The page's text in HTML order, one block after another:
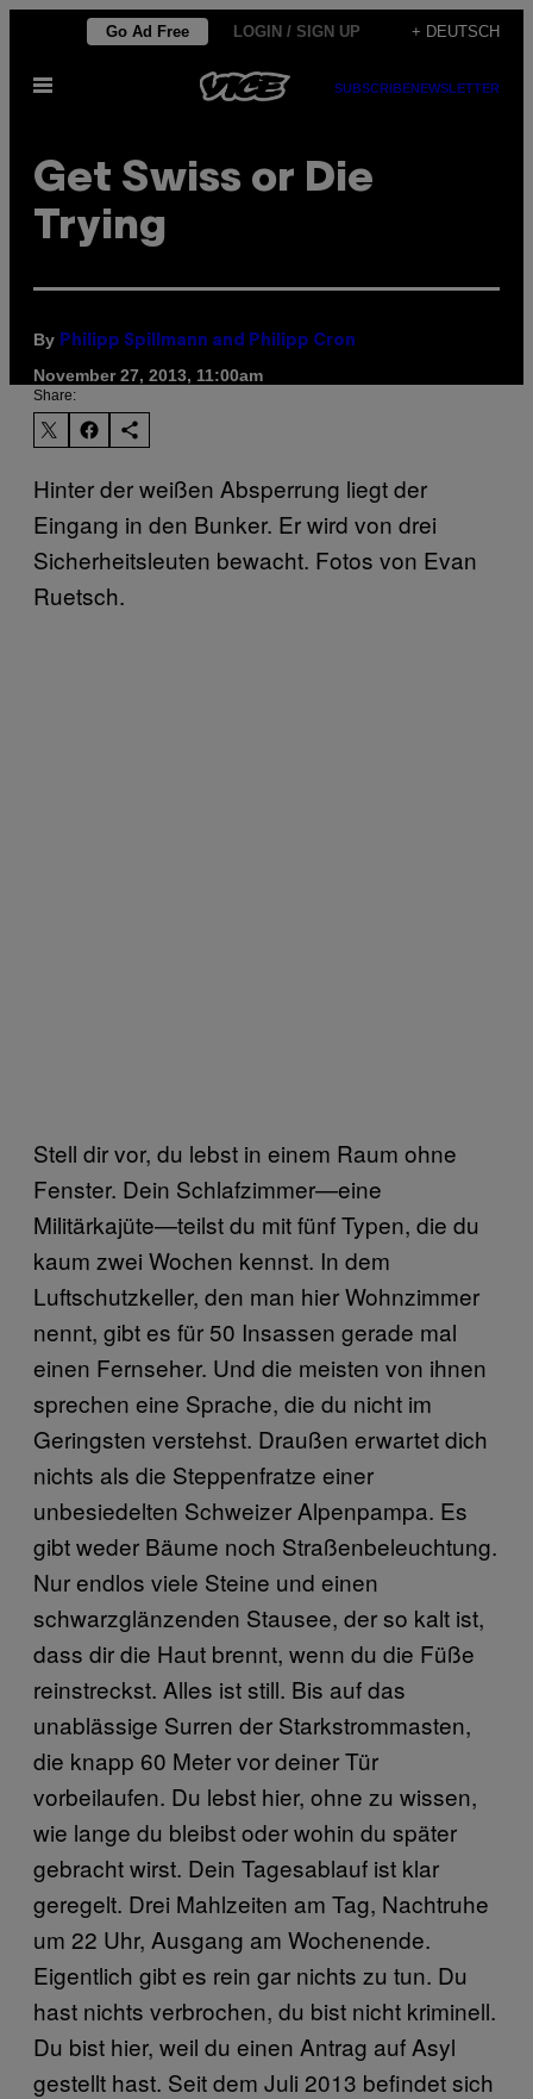
content
Go Ad Free LOGIN / SIGN UP + DEUTSCH
Open
SUBSCRIBENEWSLETTER
Get Swiss or Die
Trying
By Philipp Spillmann and Philipp Cron
November 27, 2013, 11:00am
Share:
Hinter der weißen Absperrung liegt der
Eingang in den Bunker. Er wird von drei
Sicherheitsleuten bewacht. Fotos von Evan
Ruetsch.
Stell dir vor, du lebst in einem Raum ohne
Fenster. Dein Schlafzimmer—eine
Militärkajüte—teilst du mit fünf Typen, die du
kaum zwei Wochen kennst. In dem
Luftschutzkeller, den man hier Wohnzimmer
nennt, gibt es für 50 Insassen gerade mal
einen Fernseher. Und die meisten von ihnen
sprechen eine Sprache, die du nicht im
Geringsten verstehst. Draußen erwartet dich
nichts als die Steppenfratze einer
unbesiedelten Schweizer Alpenpampa. Es
gibt weder Bäume noch Straßenbeleuchtung.
Nur endlos viele Steine und einen
schwarzglänzenden Stausee, der so kalt ist,
dass dir die Haut brennt, wenn du die Füße
reinstreckst. Alles ist still. Bis auf das
unablässige Surren der Starkstrommasten,
die knapp 60 Meter vor deiner Tür
vorbeilaufen. Du lebst hier, ohne zu wissen,
wie lange du bleibst oder wohin du später
gebracht wirst. Dein Tagesablauf ist klar
geregelt. Drei Mahlzeiten am Tag, Nachtruhe
um 22 Uhr, Ausgang am Wochenende.
Eigentlich gibt es rein gar nichts zu tun. Du
hast nichts verbrochen, du bist nicht kriminell.
Du bist hier, weil du einen Antrag auf Asyl
gestellt hast. Seit dem Juli 2013 befindet sich